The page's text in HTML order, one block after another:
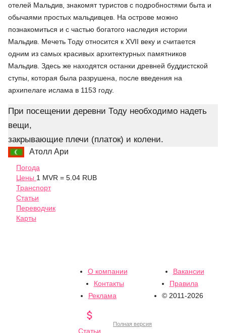
отелей Мальдив, знакомят туристов с подробностями быта и
обычаями простых мальдивцев. На острове можно
познакомиться и с частью богатого наследия истории
Мальдив. Мечеть Тоду относится к XVII веку и считается
одним из самых красивых архитектурных памятников
Мальдив. Здесь же находятся останки древней буддистской
ступы, которая была разрушена, после введения на
архипелаге ислама в 1153 году.
При посещении деревни Тоду необходимо надеть
вещи,
закрывающие плечи (платок) и колени.
Атолл Ари
Погода
Цены 1 MVR = 5.04 RUB
Транспорт
Статьи
Переводчик
Карты
О компании
Вакансии
Контакты
Правила
Реклама
© 2011-2026

Статьи
Полная версия